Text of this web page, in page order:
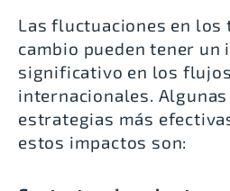
Las fluctuaciones en los
cambio pueden tener un
significativo en los
internacionales. Algunas
estrategias más
estos impactos son: